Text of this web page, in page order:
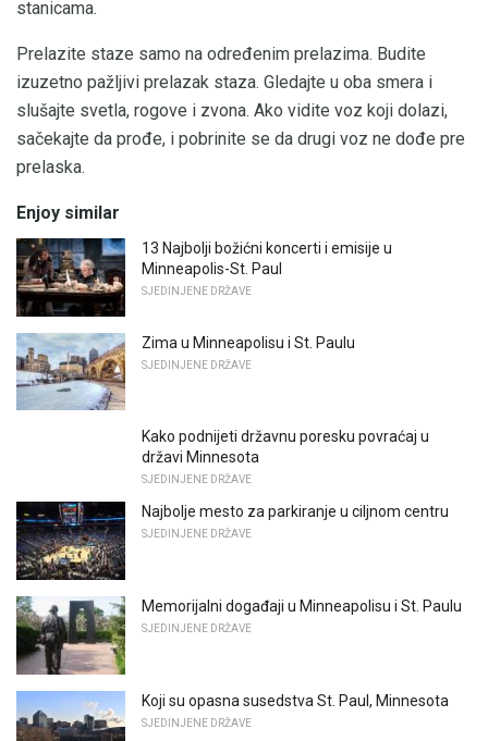
stanicama.
Prelazite staze samo na određenim prelazima. Budite
izuzetno pažljivi prelazak staza. Gledajte u oba smera i
slušajte svetla, rogove i zvona. Ako vidite voz koji dolazi,
sačekajte da prođe, i pobrinite se da drugi voz ne dođe pre
prelaska.
Enjoy similar
13 Najbolji božićni koncerti i emisije u
Minneapolis-St. Paul
SJEDINJENE DRŽAVE
Zima u Minneapolisu i St. Paulu
SJEDINJENE DRŽAVE
Kako podnijeti državnu poresku povraćaj u
državi Minnesota
SJEDINJENE DRŽAVE
Najbolje mesto za parkiranje u ciljnom centru
SJEDINJENE DRŽAVE
Memorijalni događaji u Minneapolisu i St. Paulu
SJEDINJENE DRŽAVE
Koji su opasna susedstva St. Paul, Minnesota
SJEDINJENE DRŽAVE